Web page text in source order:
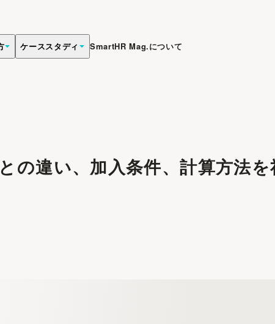
ケーススタディ SmartHR Mag.について
の違い、加入条件、計算方法